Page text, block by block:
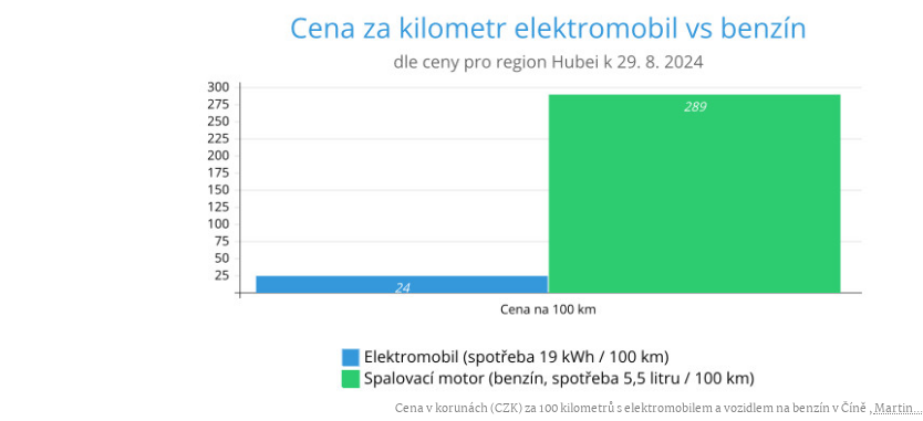
Cena v korunách (CZK) za 100 kilometrů s elektromobilem a vozidlem na benzín v Číně ,Martin...